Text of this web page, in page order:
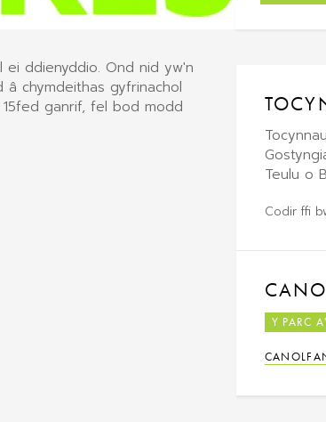
ei ddienyddio. Ond nid yw'n
â chymdeithas gyfrinachol
ganrif, fel bod modd
Teulu o
Codir ffi
Y PARC